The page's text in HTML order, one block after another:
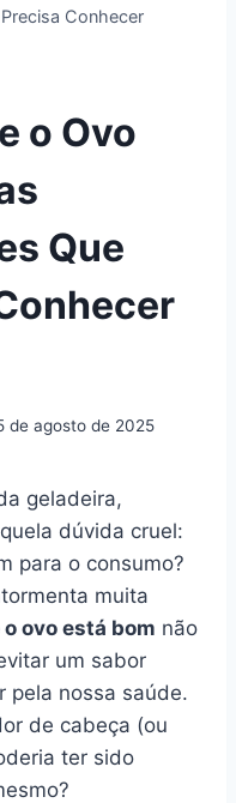
Conhecer
o Ovo
Que
de agosto de 2025
geladeira,
dúvida cruel:
para o consumo?
muita
ovo está bom não
um sabor
pela nossa saúde.
de cabeça (ou
ter sido